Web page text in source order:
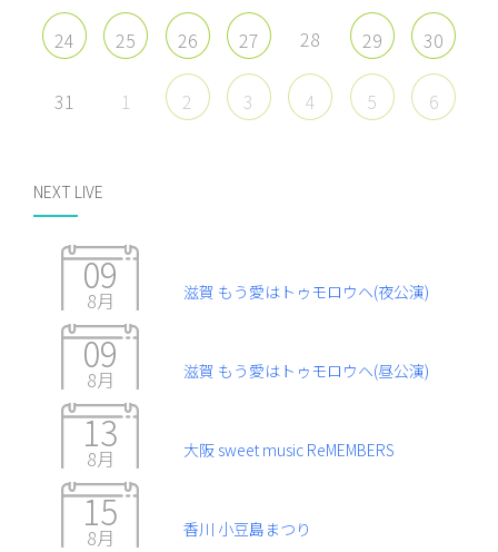
24 25 26 27 28 29 30
31 1 2 3 4 5 6
NEXT LIVE
09
8月 滋賀 もう愛はトゥモロウヘ(夜公演)
09
8月 滋賀 もう愛はトゥモロウヘ(昼公演)
13
8月 大阪 sweet music ReMEMBERS
15
8月 香川 小豆島まつり